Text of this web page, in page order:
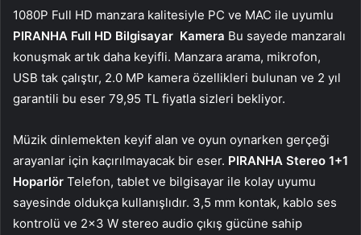
1080P Full HD manzara kalitesiyle PC ve MAC ile uyumlu
PIRANHA Full HD Bilgisayar Kamera Bu sayede manzaralı
konuşmak artık daha keyifli. Manzara arama, mikrofon,
USB tak çalıştır, 2.0 MP kamera özellikleri bulunan ve 2 yıl
garantili bu eser 79,95 TL fiyatla sizleri bekliyor.
Müzik dinlemekten keyif alan ve oyun oynarken gerçeği
arayanlar için kaçırılmayacak bir eser. PIRANHA Stereo 1+1
Hoparlör Telefon, tablet ve bilgisayar ile kolay uyumu
sayesinde oldukça kullanışlıdır. 3,5 mm kontak, kablo ses
kontrolü ve 2×3 W stereo audio çıkış gücüne sahip